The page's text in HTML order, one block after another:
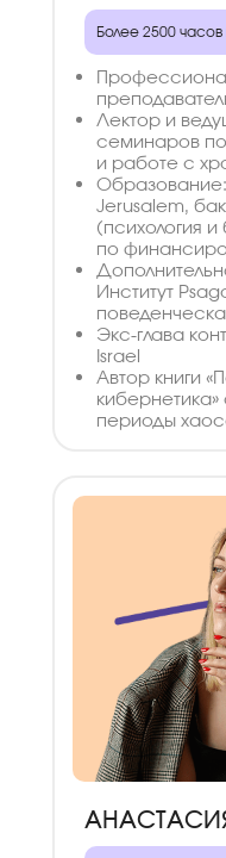
Более 2500 часов
Лектор и
семинаров
и работе с
Jerusalem,
(психология
по
Институт
Экс-глава
Israel
Автор книги
периоды